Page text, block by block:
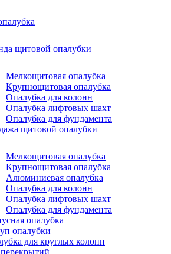
щитовой опалубки
Мелкощитовая опалубка
Крупнощитовая опалубка
Опалубка для колонн
Опалубка лифтовых шахт
Опалубка для фундамента
щитовой опалубки
Мелкощитовая опалубка
Крупнощитовая опалубка
Алюминиевая опалубка
Опалубка для колонн
Опалубка лифтовых шахт
Опалубка для фундамента
опалубка
опалубки
для круглых колонн